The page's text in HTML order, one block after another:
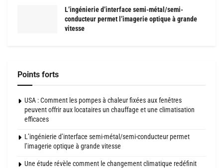
L’ingénierie d’interface semi-métal/semi-
conducteur permet l’imagerie optique à grande
vitesse
Points forts
USA : Comment les pompes à chaleur fixées aux fenêtres
peuvent offrir aux locataires un chauffage et une climatisation
efficaces
L’ingénierie d’interface semi-métal/semi-conducteur permet
l’imagerie optique à grande vitesse
Une étude révèle comment le changement climatique redéfinit